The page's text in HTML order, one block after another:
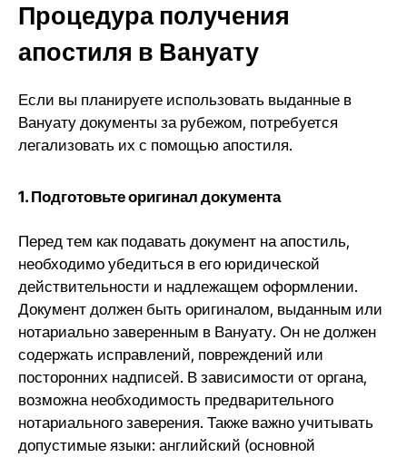
Процедура получения
апостиля в Вануату
Если вы планируете использовать выданные в
Вануату документы за рубежом, потребуется
легализовать их с помощью апостиля.
1. Подготовьте оригинал документа
Перед тем как подавать документ на апостиль,
необходимо убедиться в его юридической
действительности и надлежащем оформлении.
Документ должен быть оригиналом, выданным или
нотариально заверенным в Вануату. Он не должен
содержать исправлений, повреждений или
посторонних надписей. В зависимости от органа,
возможна необходимость предварительного
нотариального заверения. Также важно учитывать
допустимые языки: английский (основной